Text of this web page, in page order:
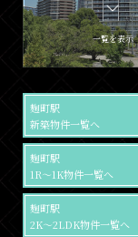
一覧を表示
麹町駅
新築物件一覧へ
麹町駅
1R～1K物件一覧へ
麹町駅
2K～2LDK物件一覧へ